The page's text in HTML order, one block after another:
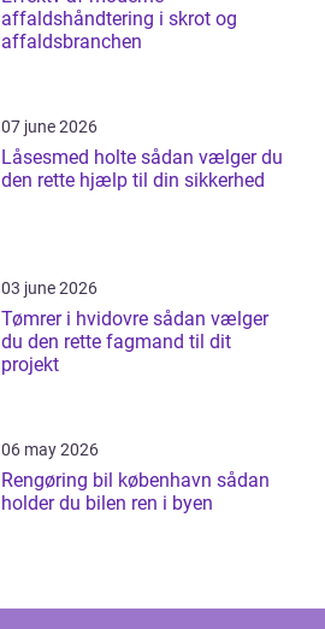
affaldshåndtering i skrot og
affaldsbranchen
07 june 2026
Låsesmed holte sådan vælger du
den rette hjælp til din sikkerhed
03 june 2026
Tømrer i hvidovre sådan vælger
du den rette fagmand til dit
projekt
06 may 2026
Rengøring bil københavn sådan
holder du bilen ren i byen